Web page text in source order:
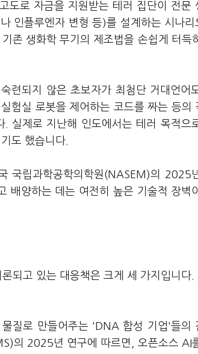
도로 자금을 지원받는 테러 집단이 전문
인플루엔자 변형 등)를 설계하는 시나리
존 생화학 무기의 제조법을 손쉽게 터득
련되지 않은 초보자가 최첨단 거대언어
험실 로봇을 제어하는 코드를 짜는 등의
실제로 지난해 인도에서는 테러 목적으
도 했습니다.
국립과학공학의학원(NASEM)의 2025
배양하는 데는 여전히 높은 기술적 장벽
되고 있는 대응책은 크게 세 가지입니다.
질로 만들어주는 'DNA 합성 기업'들의
의 2025년 연구에 따르면, 오픈소스 AI